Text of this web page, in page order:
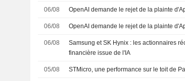
06/08 OpenAI demande le rejet de la plainte
06/08 OpenAI demande le rejet de la plainte
06/08
Samsung et SK Hynix : les actionnaires
financière issue de l'IA
05/08 STMicro, une performance sur le toit de